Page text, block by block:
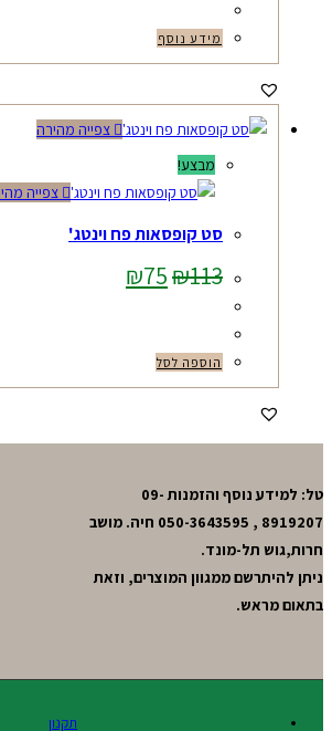
מידע נוסף
צפייה מהירה
מבצע!
צפייה
סט קופסאות פח וינטג'
₪113 המחיר
המקורי
₪113.
₪75
הנוכחי
הוספה לסל
טל: למידע נוסף והזמנות 09-
8919207 , 050-3643595 חיה. מושב
חרות,גוש תל-מונד.
ניתן להיתרשם ממגוון המוצרים, וזאת
בתאום מראש.
תקנון